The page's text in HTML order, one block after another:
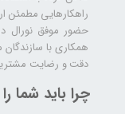
راهکارهایی مطمئن
حضور موفق نورال
همکاری با
دقت و رضایت
چرا باید شما